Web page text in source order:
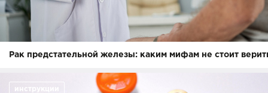
Рак предстательной железы: каким мифам не стоит
инструкции